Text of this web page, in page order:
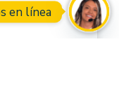
en línea